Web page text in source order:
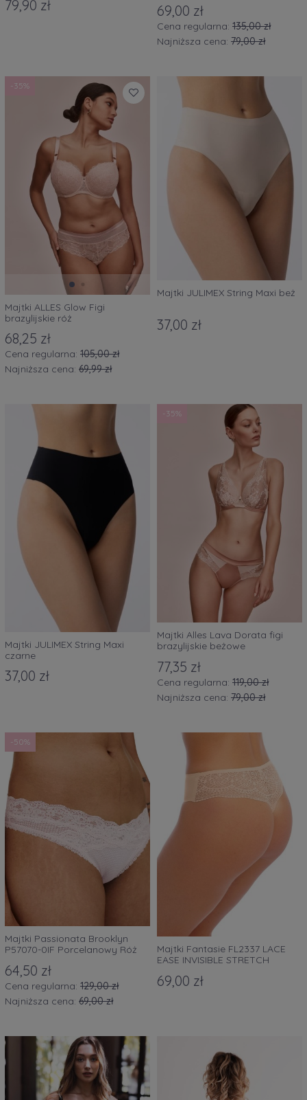
79,90 zł 69,00 zł
Cena regularna: 135,00 zł
Najniższa cena: 79,00 zł
Majtki ALLES Glow Figi
brazylijskie róż
68,25 zł
Cena regularna: 105,00 zł
Najniższa cena: 69,99 zł
-35%
Majtki JULIMEX String Maxi beż
37,00 zł
Majtki JULIMEX String Maxi
czarne
37,00 zł
Majtki Alles Lava Dorata figi
brazylijskie beżowe
77,35 zł
Cena regularna: 119,00 zł
Najniższa cena: 79,00 zł
-35%
Majtki Passionata Brooklyn
P57070-0IF Porcelanowy Róż
64,50 zł
Cena regularna: 129,00 zł
Najniższa cena: 69,00 zł
-50%
Majtki Fantasie FL2337 LACE
EASE INVISIBLE STRETCH
69,00 zł